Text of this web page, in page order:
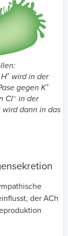
+wird in der
gegen K+
Cl– in der
wird dann in das
der ACh